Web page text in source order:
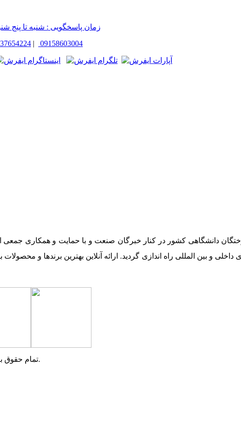
زمان پاسخگویی : شنبه تا پنج شنبه ، 9
| 09158603004
دانشگاهی کشور در کنار خبرگان صنعت و با حمایت و همکاری جمعی
و بین المللی راه اندازی گردید. ارائه آنلاین بهترین برندها و
© 2015 - 2025 تمام حقوق برای فروشگاه ایفرش ™ محفوظ است و انتشار محتوا با حفظ اثر بلامانع است.